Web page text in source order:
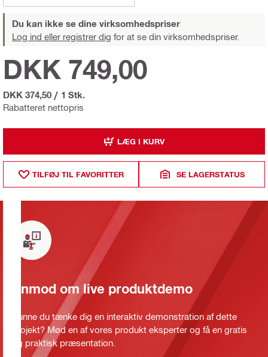
Du kan ikke se dine virksomhedspriser
Log ind eller registrer dig for at se din virksomhedspriser.
Rabatteret nettopris
DKK 749,00
DKK 374,50 / 1 Stk.
LÆG I KURV
TILFØJ TIL FAVORITTER SE LAGERSTATUS
Anmod om live produktdemo
Kunne du tænke dig en interaktiv demonstration af dette
projekt? Mød en af vores produkt eksperter og få en gratis
og praktisk præsentation.